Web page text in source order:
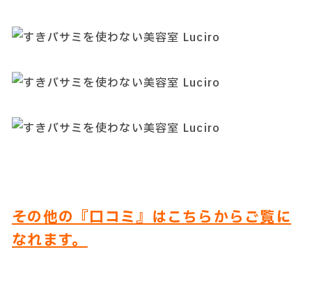
その他の『口コミ』はこちらからご覧に
なれます。